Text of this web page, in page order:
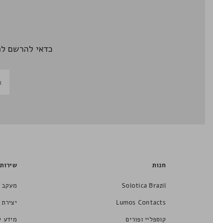
כדאי להרשם
חנות
Solotica Brazil
Lumos Contacts
קוספליי ופורים
מעקב
מידע